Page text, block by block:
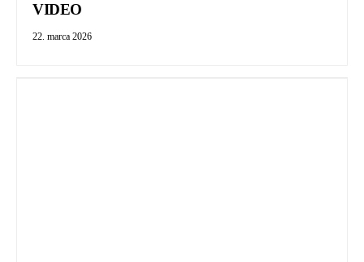
VIDEO
22. marca 2026